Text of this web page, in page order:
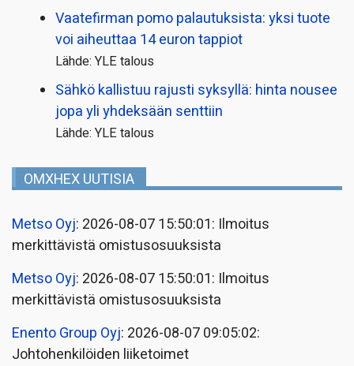
Vaatefirman pomo palautuksista: yksi tuote
voi aiheuttaa 14 euron tappiot
Lähde: YLE talous
Sähkö kallistuu rajusti syksyllä: hinta nousee
jopa yli yhdeksään senttiin
Lähde: YLE talous
OMXHEX UUTISIA
Metso Oyj: 2026-08-07 15:50:01: Ilmoitus
merkittävistä omistusosuuksista
Metso Oyj: 2026-08-07 15:50:01: Ilmoitus
merkittävistä omistusosuuksista
Enento Group Oyj: 2026-08-07 09:05:02:
Johtohenkilöiden liiketoimet